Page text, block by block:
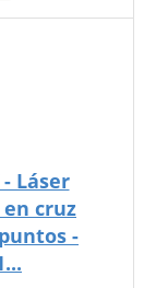
- Láser
cruz
-